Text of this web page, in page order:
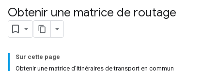
Obtenir une matrice de routage
Sur cette page
Obtenir une matrice d'itinéraires de transport en commun